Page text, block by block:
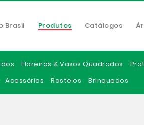
Brasil Produtos Catálogos
Floreiras & Vasos Quadrados
Acessórios Rastelos Brinquedos